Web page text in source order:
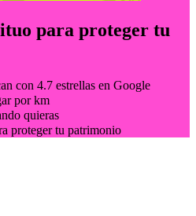
para proteger tu
con 4.7 estrellas en Google
por km
quieras
proteger tu patrimonio